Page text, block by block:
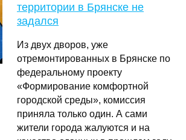
территории в Брянске не
задался
Из двух дворов, уже
отремонтированных в Брянске по
федеральному проекту
«Формирование комфортной
городской среды», комиссия
приняла только один. А сами
жители города жалуются и на